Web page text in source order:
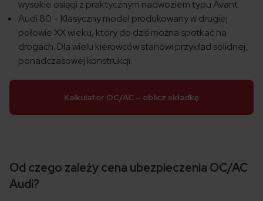
wysokie osiągi z praktycznym nadwoziem typu Avant.
Audi 80 – Klasyczny model produkowany w drugiej
połowie XX wieku, który do dziś można spotkać na
drogach. Dla wielu kierowców stanowi przykład solidnej,
ponadczasowej konstrukcji.
Kalkulator OC/AC – oblicz składkę
Od czego zależy cena ubezpieczenia OC/AC
Audi?